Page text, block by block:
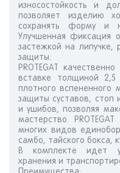
износостойкость и
позволяет изделию
сохранять форму и
Улучшенная фиксация
застежкой на липучке,
защиты.
PROTEGAT
вставке толщиной 2,5
плотного вспененного
защиты суставов, стоп
и ушибов, позволяя
мастерство.
многих видов
самбо, тайского бокса,
В комплекте идет
хранения и